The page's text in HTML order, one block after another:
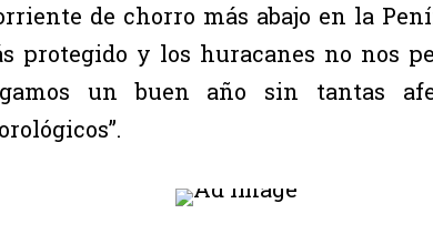
de chorro más abajo en la
protegido y los huracanes no nos
un buen año sin tantas